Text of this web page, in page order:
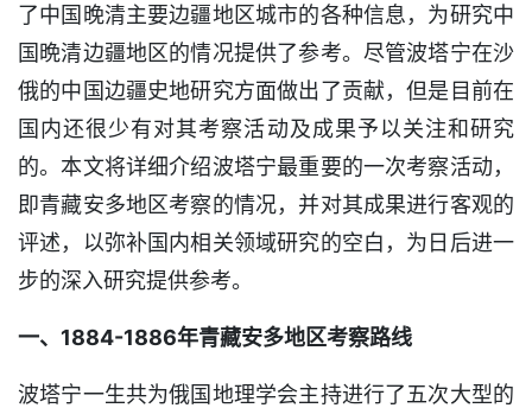
了中国晚清主要边疆地区城市的各种信息，为研究中
国晩清边疆地区的情况提供了参考。尽管波塔宁在沙
俄的中国边疆史地研究方面做出了贡献，但是目前在
国内还很少有对其考察活动及成果予以关注和研究
的。本文将详细介绍波塔宁最重要的一次考察活动，
即青藏安多地区考察的情况，并对其成果进行客观的
评述，以弥补国内相关领域研究的空白，为日后进一
步的深入研究提供参考。
一、1884-1886年青藏安多地区考察路线
波塔宁一生共为俄国地理学会主持进行了五次大型的